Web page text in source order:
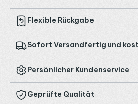
Flexible Rückgabe
Sofort Versandfertig und
Persönlicher Kundenservice
Geprüfte Qualität